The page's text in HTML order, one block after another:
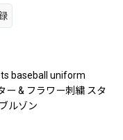
baseball uniform
ー & フラワー刺繍 スタ
ルゾン